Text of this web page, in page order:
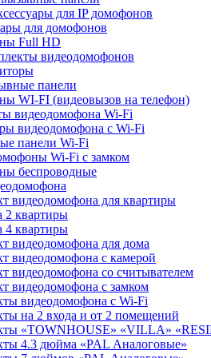
для IP домофонов
для домофонов
Full HD
видеодомофонов
панели
WI-FI (видеовызов на телефон)
видеодомофона Wi-Fi
видеодомофона с Wi-Fi
панели Wi-Fi
Wi-Fi с замком
беспроводные
видеодомофона для квартиры
2 квартиры
4 квартиры
видеодомофона для дома
видеодомофона с камерой
видеодомофона со считывателем
видеодомофона c замком
видеодомофона с Wi-Fi
на 2 входа и от 2 помещений
«TOWNHOUSE» «VILLA»
4.3 дюйма «PAL Аналоговые»